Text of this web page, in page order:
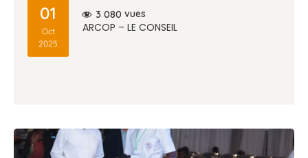
3 080 vues
01
Oct
2025
ARCOP – LE CONSEIL